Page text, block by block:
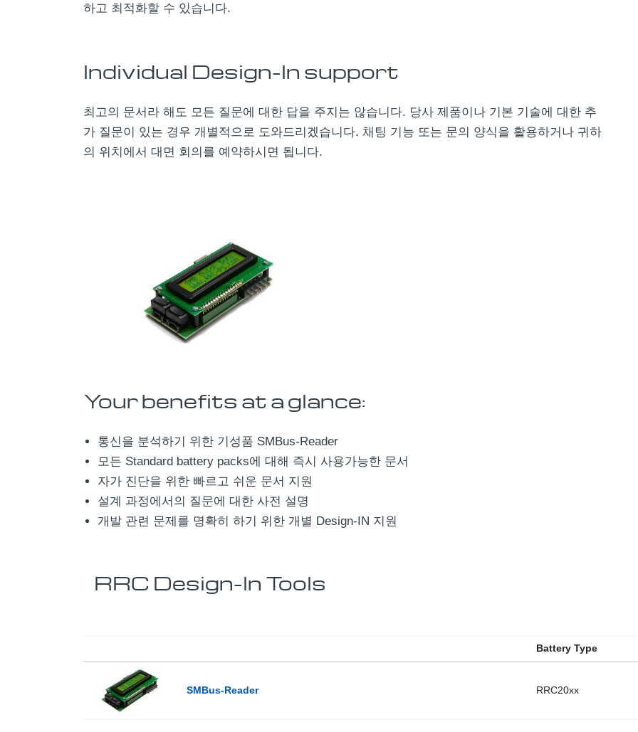
하고 최적화할 수 있습니다.
Individual Design-In support
최고의 문서라 해도 모든 질문에 대한 답을 주지는 않습니다. 당사 제품이나 기본 기술에 대한 추
가 질문이 있는 경우 개별적으로 도와드리겠습니다. 채팅 기능 또는 문의 양식을 활용하거나 귀하
의 위치에서 대면 회의를 예약하시면 됩니다.
Your benefits at a glance:
통신을 분석하기 위한 기성품 SMBus-Reader
모든 Standard battery packs에 대해 즉시 사용가능한 문서
자가 진단을 위한 빠르고 쉬운 문서 지원
설계 과정에서의 질문에 대한 사전 설명
개발 관련 문제를 명확히 하기 위한 개별 Design-IN 지원
RRC Design-In Tools
Battery Type
SMBus-Reader RRC20xx